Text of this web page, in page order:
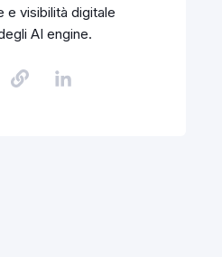
e visibilità digitale
AI engine.